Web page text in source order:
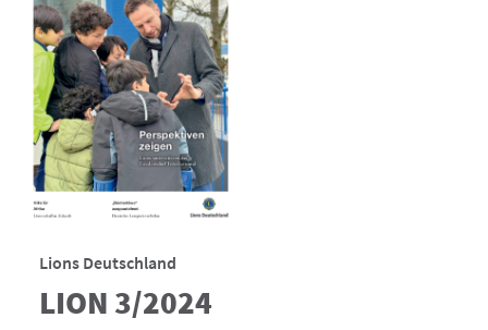
Lions Deutschland
LION 3/2024